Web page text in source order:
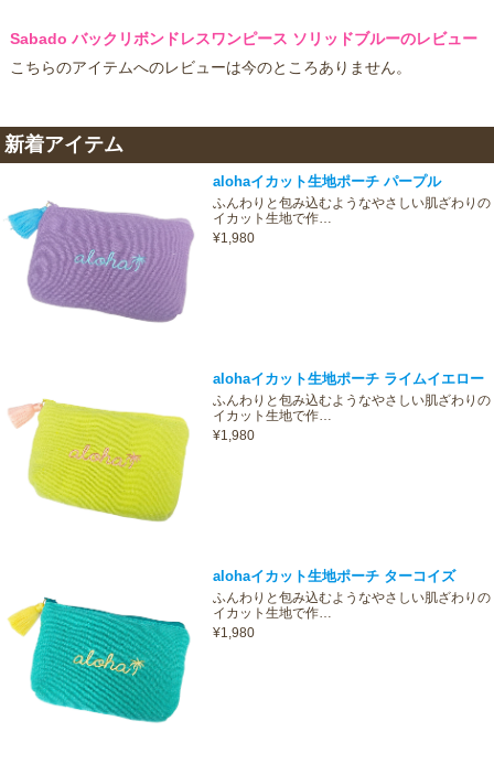
Sabado バックリボンドレスワンピース ソリッドブルーのレビュー
こちらのアイテムへのレビューは今のところありません。
新着アイテム
alohaイカット生地ポーチ パープル
ふんわりと包み込むようなやさしい肌ざわりの
イカット生地で作…
¥1,980
alohaイカット生地ポーチ ライムイエロー
ふんわりと包み込むようなやさしい肌ざわりの
イカット生地で作…
¥1,980
alohaイカット生地ポーチ ターコイズ
ふんわりと包み込むようなやさしい肌ざわりの
イカット生地で作…
¥1,980